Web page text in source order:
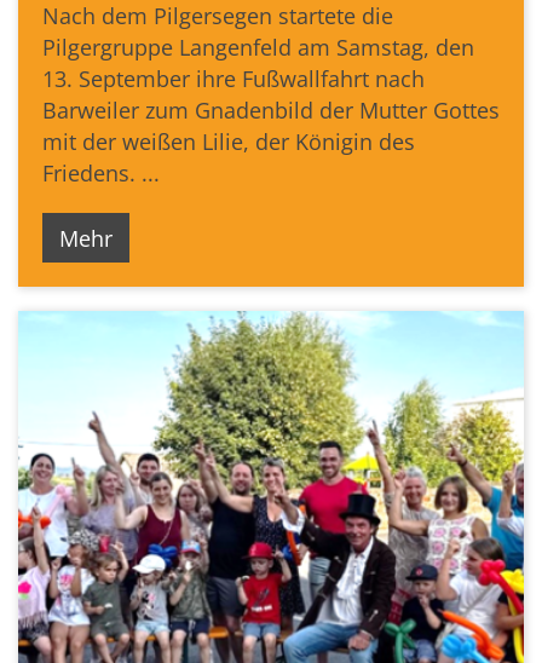
Nach dem Pilgersegen startete die
Pilgergruppe Langenfeld am Samstag, den
13. September ihre Fußwallfahrt nach
Barweiler zum Gnadenbild der Mutter Gottes
mit der weißen Lilie, der Königin des
Friedens. ...
Mehr